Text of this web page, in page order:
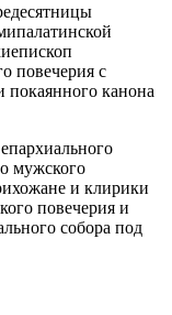
повечерия с
покаянного канона
мужского
и клирики
повечерия и
собора под